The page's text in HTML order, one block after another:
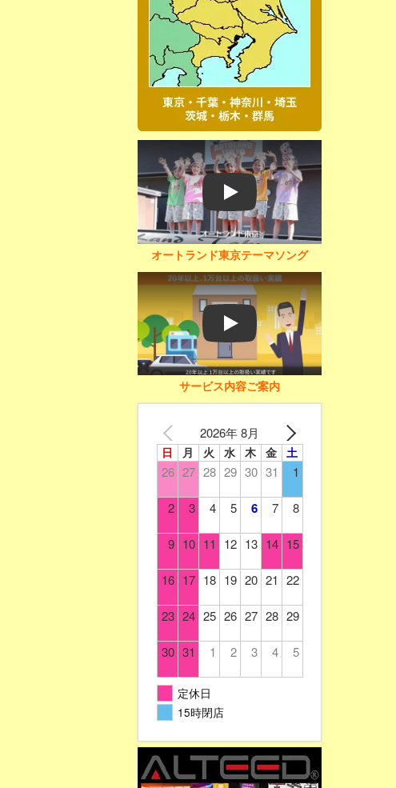
Play
オートランド東京テーマソング
Play
サービス内容ご案内
2026年 8月
日 月 火 水 木 金 土
26 27 28 29 30 31 1
2 3 4 5 6 7 8
9 10 11 12 13 14 15
16 17 18 19 20 21 22
23 24 25 26 27 28 29
30 31 1 2 3 4 5
定休日
15時閉店